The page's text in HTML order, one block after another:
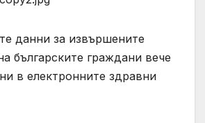
данни за извършените
българските граждани вече
в електронните здравни